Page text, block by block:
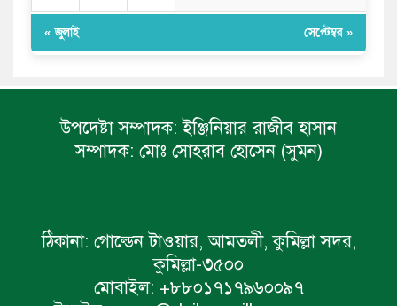
« জুলাই সেপ্টেম্বর »
উপদেষ্টা সম্পাদক: ইঞ্জিনিয়ার রাজীব হাসান
সম্পাদক: মোঃ সোহরাব হোসেন (সুমন)
ঠিকানা: গোল্ডেন টাওয়ার, আমতলী, কুমিল্লা সদর,
কুমিল্লা-৩৫০০
মোবাইল: +৮৮০১৭১৭৯৬০০৯৭